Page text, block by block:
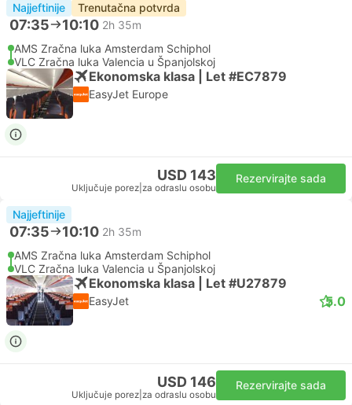
Najjeftinije Trenutačna potvrda
07:35 10:10 2h 35m
AMS Zračna luka Amsterdam Schiphol
VLC Zračna luka Valencia u Španjolskoj
Ekonomska klasa | Let #EC7879
EasyJet Europe
USD 143
Uključuje porez za odraslu osobu
Rezervirajte sada
Najjeftinije
07:35 10:10 2h 35m
AMS Zračna luka Amsterdam Schiphol
VLC Zračna luka Valencia u Španjolskoj
Ekonomska klasa | Let #U27879
EasyJet 5.0
USD 146
Uključuje porez za odraslu osobu
Rezervirajte sada